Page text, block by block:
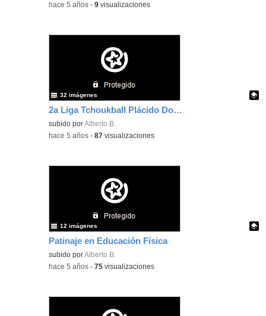
-hace 5 años -9 visualizaciones
2a Liga Tchoukball Plácido Domingo
Contenido educativo.
subido porAlberto B.
32 imágenes
-hace 5 años -87 visualizaciones
Patinaje en Educación Física
Contenido educativo.
subido porAlberto B.
12 imágenes
-hace 5 años -75 visualizaciones